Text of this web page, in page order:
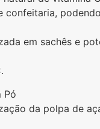
confeitaria,
em sachês e
Pó
da polpa de